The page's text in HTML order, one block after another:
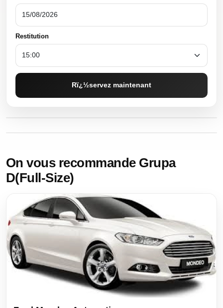
Restitution
Rï¿½servez maintenant
On vous recommande Grupa
D(Full-Size)